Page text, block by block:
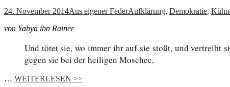
24. November 2014Aus eigener FederAufklärung, Demokratie,
von Yahya ibn Rainer
Und tötet sie, wo immer ihr auf sie stoßt, und vertreibt
gegen sie bei der heiligen Moschee,
… WEITERLESEN >>